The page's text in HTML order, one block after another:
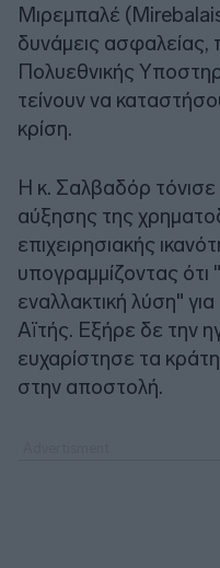
Μιρεμπαλέ
δυνάμεις ασφαλείας,
Πολυεθνικής
τείνουν να
κρίση.
Η κ. Σαλβαδόρ
αύξησης της
επιχειρησιακής
υπογραμμίζοντας
εναλλακτική λύση"
Αϊτής. Εξήρε δε την
ευχαρίστησε τα
στην αποστολή.